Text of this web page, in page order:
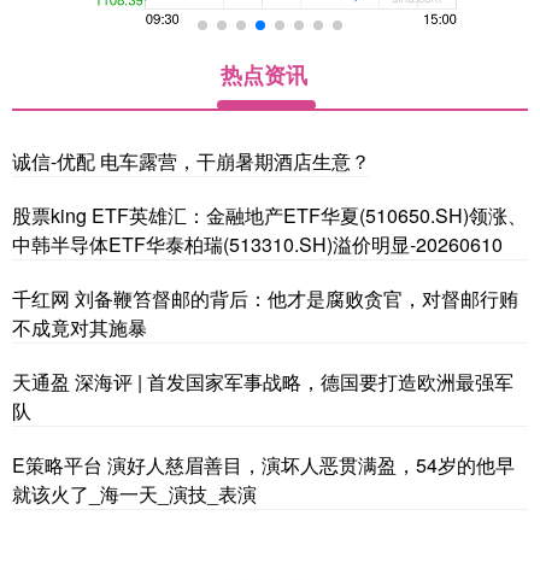
热点资讯
诚信-优配 电车露营，干崩暑期酒店生意？
股票king ETF英雄汇：金融地产ETF华夏(510650.SH)领涨、
中韩半导体ETF华泰柏瑞(513310.SH)溢价明显-20260610
千红网 刘备鞭笞督邮的背后：他才是腐败贪官，对督邮行贿
不成竟对其施暴
天通盈 深海评 | 首发国家军事战略，德国要打造欧洲最强军
队
E策略平台 演好人慈眉善目，演坏人恶贯满盈，54岁的他早
就该火了_海一天_演技_表演